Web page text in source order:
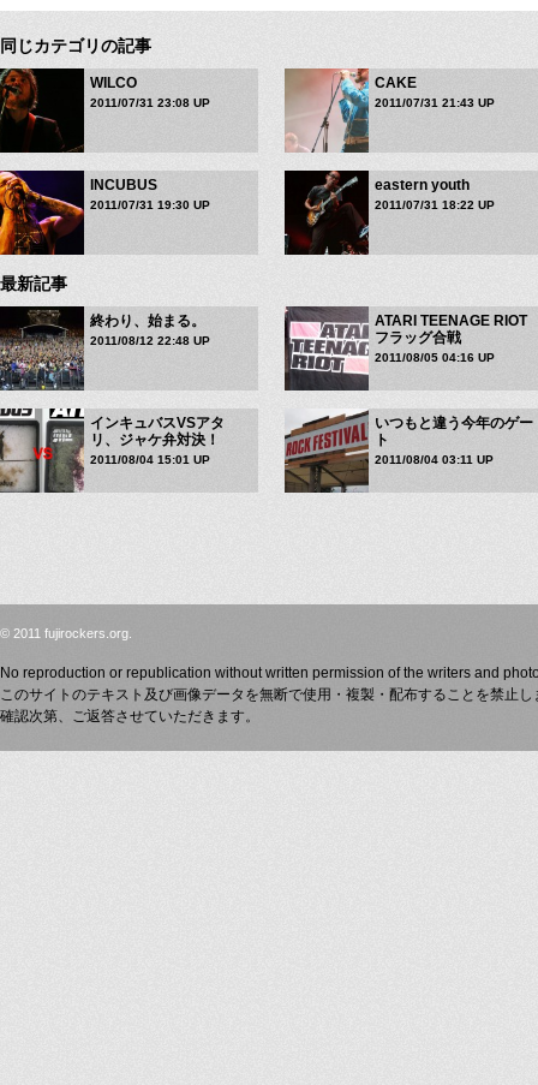
同じカテゴリの記事
WILCO
2011/07/31 23:08 UP
CAKE
2011/07/31 21:43 UP
INCUBUS
2011/07/31 19:30 UP
eastern youth
2011/07/31 18:22 UP
最新記事
終わり、始まる。
2011/08/12 22:48 UP
ATARI TEENAGE RIOT
フラッグ合戦
2011/08/05 04:16 UP
インキュバスVSアタ
リ、ジャケ弁対決！
2011/08/04 15:01 UP
いつもと違う今年のゲー
ト
2011/08/04 03:11 UP
© 2011 fujirockers.org.
No reproduction or republication without written permission of the writers and
このサイトのテキスト及び画像データを無断で使用・複製・配布することを禁止
確認次第、ご返答させていただきます。